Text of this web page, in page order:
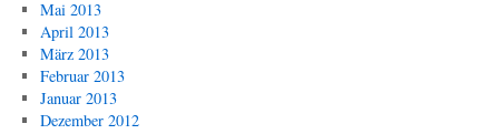
Mai 2013
April 2013
März 2013
Februar 2013
Januar 2013
Dezember 2012